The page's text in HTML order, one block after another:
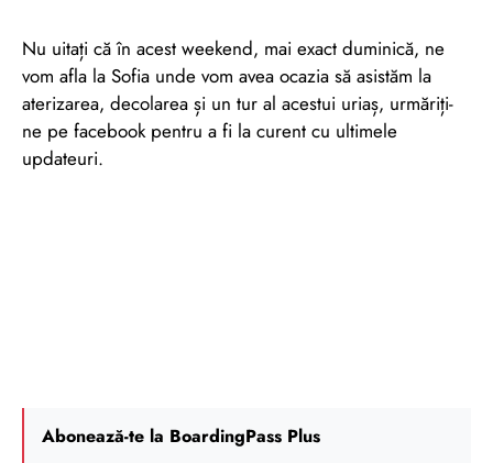
Nu uitați că în acest weekend, mai exact duminică, ne
vom afla la Sofia unde vom avea ocazia să asistăm la
aterizarea, decolarea și un tur al acestui uriaș, urmăriți-
ne pe facebook pentru a fi la curent cu ultimele
updateuri.
Abonează-te la BoardingPass Plus